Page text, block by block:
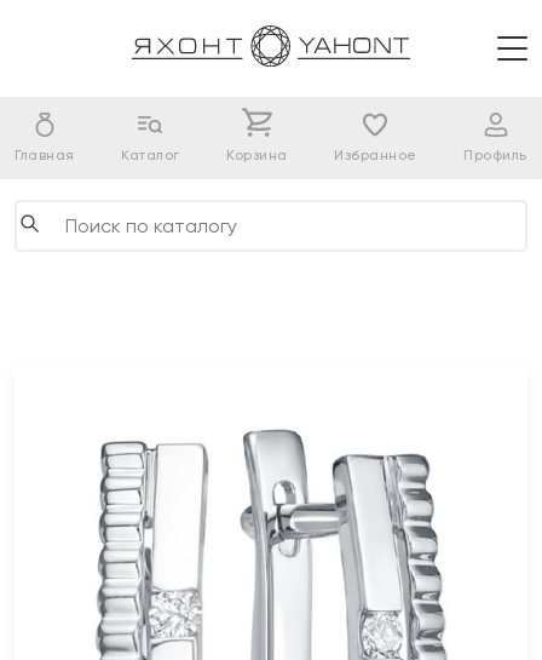
Главная Каталог Корзина Избранное Профиль